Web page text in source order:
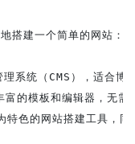
搭建一个简单的网站：
统（CMS），适合博
模板和编辑器，无需
的网站搭建工具，同